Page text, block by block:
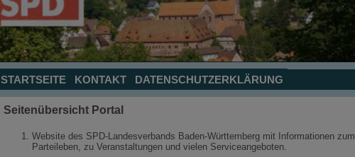
STARTSEITE KONTAKT DATENSCHUTZERKLÄRUNG
Seitenübersicht Portal
Website des SPD-Landesverbands Baden-Württemberg mit Informationen zum
Parteileben, zu Veranstaltungen und vielen Serviceangeboten.